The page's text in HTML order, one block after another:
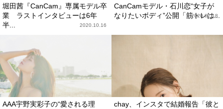
堀田茜『CanCam』専属モデル卒
業 ラストインタビューは6年
半...
2020.10.16
CanCamモデル・石川恋“女子が
なりたいボディ”公開「筋トレは...
2020.07.18
AAA宇野実彩子の“愛される理
chay、インスタで結婚報告「彼と